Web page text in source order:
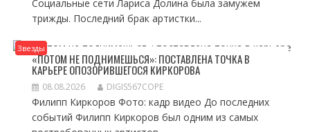
Социальные сети Лариса Долина была замужем
трижды. Последний брак артистки...
Звезды
«ПОТОМ НЕ ПОДНИМЕШЬСЯ»: ПОСТАВЛЕНА ТОЧКА В
КАРЬЕРЕ ОПОЗОРИВШЕГОСЯ КИРКОРОВА
08.08.2026 DIGIS567COPE
Филипп Киркоров Фото: кадр видео До последних
событий Филипп Киркоров был одним из самых